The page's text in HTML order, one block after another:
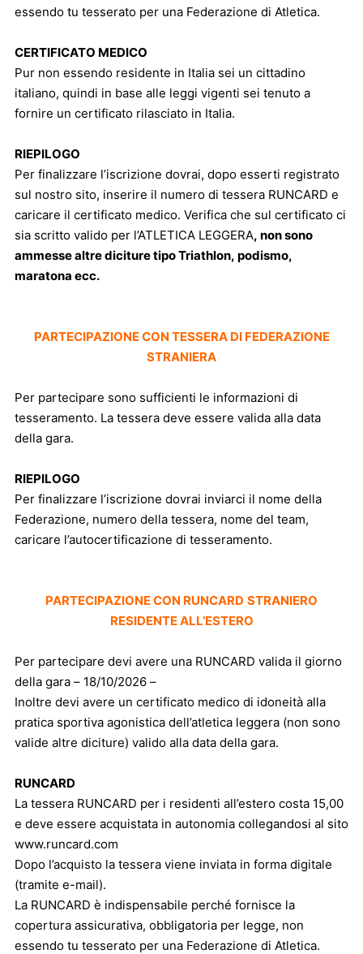
essendo tu tesserato per una Federazione di Atletica.
CERTIFICATO MEDICO
Pur non essendo residente in Italia sei un cittadino
italiano, quindi in base alle leggi vigenti sei tenuto a
fornire un certificato rilasciato in Italia.
RIEPILOGO
Per finalizzare l’iscrizione dovrai, dopo esserti registrato
sul nostro sito, inserire il numero di tessera RUNCARD e
caricare il certificato medico. Verifica che sul certificato ci
sia scritto valido per l’ATLETICA LEGGERA, non sono
ammesse altre diciture tipo Triathlon, podismo,
maratona ecc.
PARTECIPAZIONE CON TESSERA DI FEDERAZIONE
STRANIERA
Per partecipare sono sufficienti le informazioni di
tesseramento. La tessera deve essere valida alla data
della gara.
RIEPILOGO
Per finalizzare l’iscrizione dovrai inviarci il nome della
Federazione, numero della tessera, nome del team,
caricare l’autocertificazione di tesseramento.
PARTECIPAZIONE CON RUNCARD STRANIERO
RESIDENTE ALL’ESTERO
Per partecipare devi avere una RUNCARD valida il giorno
della gara – 18/10/2026 –
Inoltre devi avere un certificato medico di idoneità alla
pratica sportiva agonistica dell’atletica leggera (non sono
valide altre diciture) valido alla data della gara.
RUNCARD
La tessera RUNCARD per i residenti all’estero costa 15,00
e deve essere acquistata in autonomia collegandosi al sito
www.runcard.com
Dopo l’acquisto la tessera viene inviata in forma digitale
(tramite e-mail).
La RUNCARD è indispensabile perché fornisce la
copertura assicurativa, obbligatoria per legge, non
essendo tu tesserato per una Federazione di Atletica.